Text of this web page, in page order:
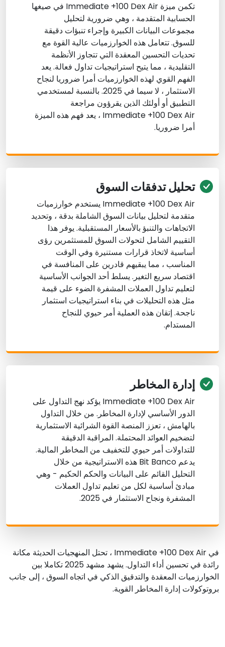
تكمن ميزة Immediate +100 Dex Air في صيغها
الحسابية المتقدمة ، وهي ضرورية لتحليل
مجموعات البيانات الكبيرة وإجراء تنبؤات دقيقة
للسوق. تتعامل هذه الخوارزميات عالية القوة مع
تحديات التحسين المعقدة التي تتجاوز الأنظمة
التقليدية ، مما يتيح استراتيجيات تداول فعالة. يعد
الفهم القوي لهذه الخوارزميات أمرا ضروريا لنجاح
الاستثمار ، لا سيما في 2025. بالنسبة لمستخدمي
التطبيق أو أولئك الذين يقرؤون مراجعة
Immediate +100 Dex Air ، يعد فهم هذه الميزة
أمرا ضروريا.
تحليل تدفقات السوق
Immediate +100 Dex Air يستخدم خوارزميات
متقدمة لتحليل بيانات السوق الشاملة بدقة ، وتحديد
الاتجاهات والتنبؤ بالأسعار المستقبلية. يوفر هذا
التقييم الشامل لتحولات السوق للمستثمرين رؤى
أساسية لاتخاذ قرارات مستنيرة وفي الوقت
المناسب ، مما يبقيهم قادرين على المنافسة في
اقتصاد سريع التغير. يسلط أحد الجوانب الأساسية
لتعليم تداول العملات المشفرة الضوء على قيمة
مثل هذه التحليلات في بناء استراتيجيات استثمار
ناجحة. إتقان هذه العملية أمر حيوي للنجاح
المستدام.
إدارة المخاطر
Immediate +100 Dex Air يؤكد نهج التداول على
الدور الأساسي لإدارة المخاطر. من خلال التداول
بالهامش ، تعزز المنصة القوة الشرائية الاستثمارية
لتضخيم العوائد المحتملة. المراقبة الدقيقة
للتداولات أمر حيوي للتخفيف من المخاطر المالية.
يدعم Bit Banco هذه الاستراتيجية من خلال
التحليل القائم على البيانات والحكم الحكيم - وهي
مبادئ أساسية لكل من تعليم تداول العملات
المشفرة ونجاح الاستثمار في 2025.
في Immediate +100 Dex Air ، تحتل المنهجيات الحديثة مكانة
رائدة في تحسين أداء التداول. يشهد مشهد 2025 تكاملا بين
الخوارزميات المعقدة والتدقيق الذكي في اتجاه السوق ، إلى جانب
بروتوكولات إدارة المخاطر القوية.